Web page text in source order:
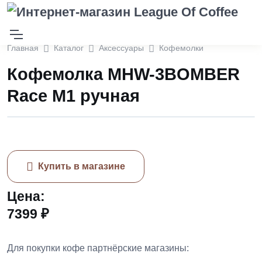
Главная Каталог Аксессуары Кофемолки
Кофемолка MHW-3BOMBER
Race М1 ручная
Купить в магазине
Цена:
7399 ₽
Для покупки кофе партнёрские магазины: